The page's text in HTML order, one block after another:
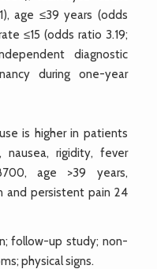
age ≤39 years (odds
≤15 (odds ratio 3.19;
diagnostic
during one-year
is higher in patients
rigidity, fever
age >39 years,
and persistent pain 24
follow-up study; non-
physical signs.